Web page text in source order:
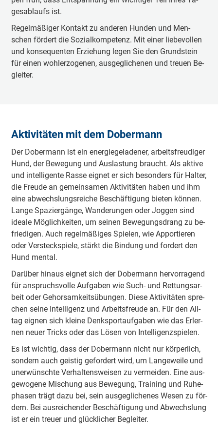
ges­ab­laufs ist.
Re­gel­mä­ßi­ger Kon­takt zu an­de­ren Hun­den und Men­
schen för­dert die So­zi­al­kom­pe­tenz. Mit ei­ner lie­be­vol­len
und kon­se­quen­ten Er­zie­hung le­gen Sie den Grund­stein
für ei­nen wohl­er­zo­ge­nen, aus­ge­gli­che­nen und treu­en Be­
glei­ter.
Ak­ti­vi­tä­ten mit dem Do­ber­mann
Der Do­ber­mann ist ein en­er­gie­ge­la­de­ner, ar­beits­freu­di­ger
Hund, der Be­we­gung und Aus­las­tung braucht. Als ak­ti­ve
und in­tel­li­gen­te Ras­se eig­net er sich be­son­ders für Hal­ter,
die Freu­de an ge­mein­sa­men Ak­ti­vi­tä­ten ha­ben und ihm
ei­ne ab­wechs­lungs­rei­che Be­schäf­ti­gung bie­ten kön­nen.
Lan­ge Spa­zier­gän­ge, Wan­de­run­gen oder Jog­gen sind
idea­le Mög­lich­kei­ten, um sei­nen Be­we­gungs­drang zu be­
frie­di­gen. Auch re­gel­mä­ßi­ges Spie­len, wie Ap­por­tie­ren
oder Ver­steck­spie­le, stärkt die Bin­dung und for­dert den
Hund men­tal.
Da­rü­ber hin­aus eig­net sich der Do­ber­mann her­vor­ra­gend
für an­spruchs­vol­le Auf­ga­ben wie Such- und Ret­tungs­ar­
beit oder Gehorsamkeitsübun­gen. Die­se Ak­ti­vi­tä­ten spre­
chen sei­ne In­tel­li­genz und Ar­beits­freu­de an. Für den All­
tag eig­nen sich klei­ne Denk­sport­auf­ga­ben wie das Er­ler­
nen neu­er Tricks oder das Lö­sen von In­tel­li­genz­spie­len.
Es ist wich­tig, dass der Do­ber­mann nicht nur kör­per­lich,
son­dern auch geis­tig ge­for­dert wird, um Lan­ge­wei­le und
un­er­wünsch­te Ver­hal­tens­wei­sen zu ver­mei­den. Ei­ne aus­
ge­wo­ge­ne Mi­schung aus Be­we­gung, Trai­ning und Ru­he­
pha­sen trägt da­zu bei, sein aus­ge­gli­che­nes We­sen zu för­
dern. Bei aus­rei­chen­der Be­schäf­ti­gung und Ab­wechs­lung
ist er ein treu­er und glück­li­cher Be­glei­ter.